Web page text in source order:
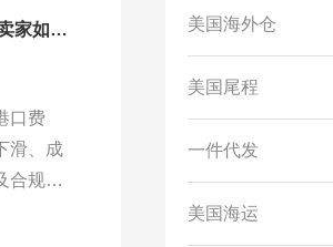
2025一系列政策重压下的跨境电商生态变动：美国海运成本激增，卖家如何应对挑战
口费
滑、成
合规技
美国海外仓
美国尾程
一件代发
美国海运